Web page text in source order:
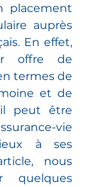
placement
auprès
En effet,
offre de
termes de
et de
il peut être
vie
à ses
nous
quelques